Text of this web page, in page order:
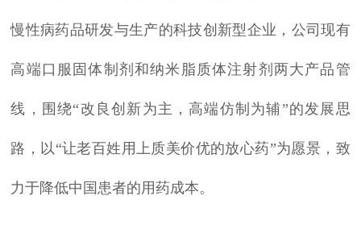
慢性病药品研发与生产的科技创新型企业，公司现有
高端口服固体制剂和纳米脂质体注射剂两大产品管
线，围绕“改良创新为主，高端仿制为辅”的发展思
路，以“让老百姓用上质美价优的放心药”为愿景，致
力于降低中国患者的用药成本。